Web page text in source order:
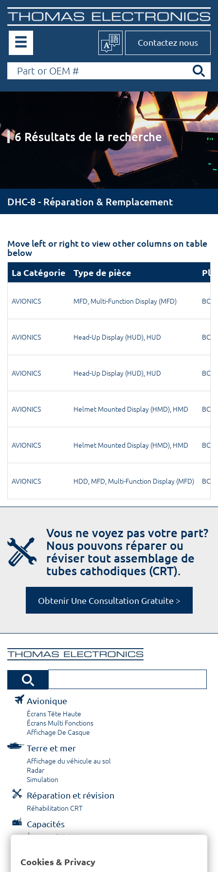
Contactez nous
6 Résultats de la recherche
DHC-8 - Réparation & Remplacement
Move left or right to view other columns on table
below
La Catégorie
Type de pièce
AVIONICS MFD, Multi-Function Display (MFD)
AVIONICS Head-Up Display (HUD), HUD
AVIONICS Head-Up Display (HUD), HUD
AVIONICS Helmet Mounted Display (HMD), HMD
AVIONICS Helmet Mounted Display (HMD), HMD
AVIONICS HDD, MFD, Multi-Function Display (MFD)
Vous ne voyez pas votre part?
Nous pouvons réparer ou
réviser tout assemblage de
tubes cathodiques (CRT).
Obtenir Une Consultation Gratuite >
Avionique
Écrans Tête Haute
Écrans Multi Fonctions
Affichage De Casque
Terre et mer
Affichage du véhicule au sol
Radar
Simulation
Réparation et révision
Réhabilitation CRT
Capacités
À propos / Historique
Cookies & Privacy